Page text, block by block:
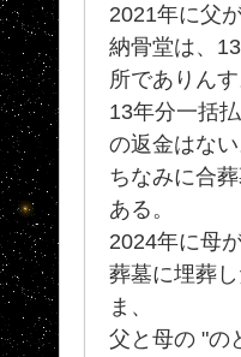
2021年に父
納骨堂は、
所でありんす
13年分一括
の返金はない
ちなみに合
ある。
2024年に母
葬墓に埋葬し
ま、
父と母の "の